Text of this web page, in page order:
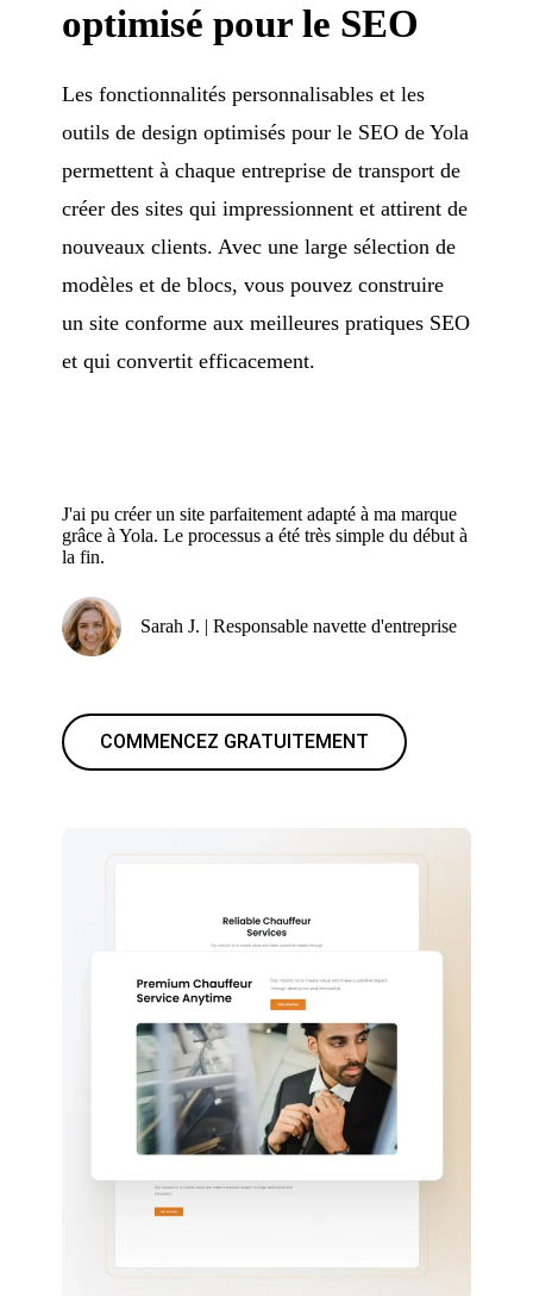
optimisé pour le SEO
Les fonctionnalités personnalisables et les
outils de design optimisés pour le SEO de Yola
permettent à chaque entreprise de transport de
créer des sites qui impressionnent et attirent de
nouveaux clients. Avec une large sélection de
modèles et de blocs, vous pouvez construire
un site conforme aux meilleures pratiques SEO
et qui convertit efficacement.
J'ai pu créer un site parfaitement adapté à ma marque
grâce à Yola. Le processus a été très simple du début à
la fin.
Sarah J. | Responsable navette d'entreprise
COMMENCEZ GRATUITEMENT